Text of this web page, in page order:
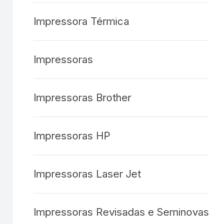
Impressora Térmica
Impressoras
Impressoras Brother
Impressoras HP
Impressoras Laser Jet
Impressoras Revisadas e Seminovas